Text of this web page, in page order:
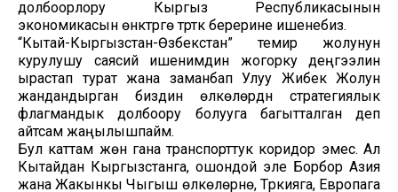
долбоорлору Кыргыз Республикасынын
экономикасын өнүктүрүүгө түрткү берерине ишенебиз.
“Кытай-Кыргызстан-Өзбекстан” темир жолунун
курулушу саясий ишенимдин жогорку деңгээлин
ырастап турат жана заманбап Улуу Жибек Жолун
жандандырган биздин өлкөлөрдүн стратегиялык
флагмандык долбоору болууга багытталган деп
айтсам жаңылышпайм.
Бул каттам жөн гана транспорттук коридор эмес. Ал
Кытайдан Кыргызстанга, ошондой эле Борбор Азия
жана Жакынкы Чыгыш өлкөлөрүнө, Түркияга, Европага